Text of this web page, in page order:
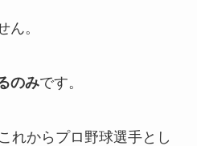
ん。
のみです。
れからプロ野球選手とし